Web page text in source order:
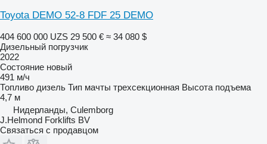
Toyota DEMO 52-8 FDF 25 DEMO
404 600 000 UZS 29 500 € ≈ 34 080 $
Дизельный погрузчик
2022
Состояние новый
491 м/ч
Топливо дизель Тип мачты трехсекционная Высота подъема
4,7 м
Нидерланды, Culemborg
J.Helmond Forklifts BV
Связаться с продавцом